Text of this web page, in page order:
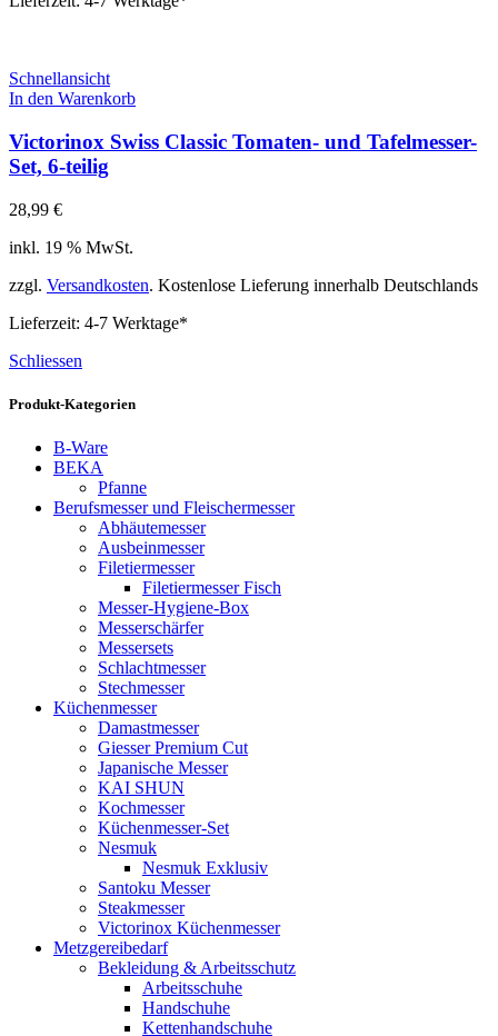
Schnellansicht
In den Warenkorb
Victorinox Swiss Classic Tomaten- und Tafelmesser-
Set, 6-teilig
28,99 €
inkl. 19 % MwSt.
zzgl. Versandkosten. Kostenlose Lieferung innerhalb Deutschlands
Lieferzeit: 4-7 Werktage*
Schliessen
Produkt-Kategorien
B-Ware
BEKA
Pfanne
Berufsmesser und Fleischermesser
Abhäutemesser
Ausbeinmesser
Filetiermesser
Filetiermesser Fisch
Messer-Hygiene-Box
Messerschärfer
Messersets
Schlachtmesser
Stechmesser
Küchenmesser
Damastmesser
Giesser Premium Cut
Japanische Messer
KAI SHUN
Kochmesser
Küchenmesser-Set
Nesmuk
Nesmuk Exklusiv
Santoku Messer
Steakmesser
Victorinox Küchenmesser
Metzgereibedarf
Bekleidung & Arbeitsschutz
Arbeitsschuhe
Handschuhe
Kettenhandschuhe